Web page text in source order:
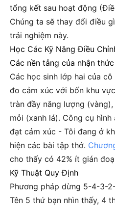
tổng kết sau hoạt động
Chúng ta sẽ thay đổi điều
trải nghiệm này.
Học Các Kỹ Năng Điều
Các nền tảng của nhận
Các học sinh lớp hai của
đo cảm xúc với bốn khu
tràn đầy năng lượng
mỏi (xanh lá). Công cụ
đạt cảm xúc - Tôi đang ở
hiện các bài tập thở.
cho thấy có 42% ít gián
Kỹ Thuật Quy Định
Phương pháp dừng 5-4-3-
Tên 5 thứ bạn nhìn thấy, 4